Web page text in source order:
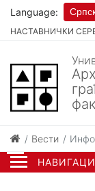
НАСТАВНИЧКИ
Language:
Вести Инфо